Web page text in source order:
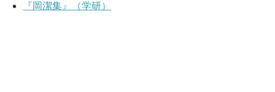
『岡潔集』（学研）